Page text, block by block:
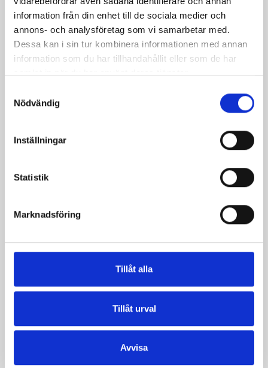
information från din enhet till de sociala medier och
annons- och analysföretag som vi samarbetar med.
Dessa kan i sin tur kombinera informationen med annan
information som du har tillhandahållit eller som de har
samlat in när du har använt deras tjänster.
Nödvändig
Inställningar
Statistik
Marknadsföring
Tillåt alla
Tillåt urval
Avvisa
Päronfil 2,7%
Skogsbärsfil 2,7%